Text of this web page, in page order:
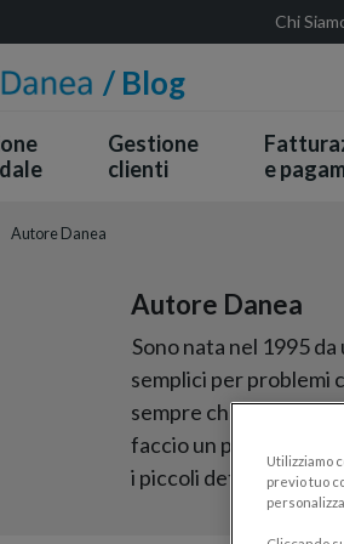
Chi
/ Blog
Gestione
clienti
e
Autore Danea
Autore Danea
Sono nata nel 1995
semplici per problemi
sempre che sono
faccio un programma
i piccoli dettagli. Beh,
Utilizziamo
previo tuo